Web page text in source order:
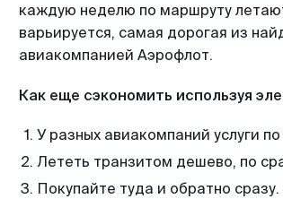
каждую неделю по маршруту
варьируется, самая дорогая из
авиакомпанией Аэрофлот.
Как еще сэкономить используя
У разных авиакомпаний услуги
Лететь транзитом дешево, по
Покупайте туда и обратно